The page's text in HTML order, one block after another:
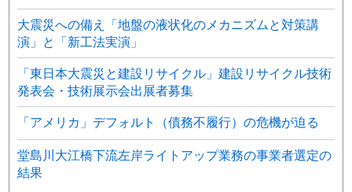
大震災への備え「地盤の液状化のメカニズムと対策講
演」と「新工法実演」
「東日本大震災と建設リサイクル」建設リサイクル技術
発表会・技術展示会出展者募集
「アメリカ」デフォルト（債務不履行）の危機が迫る
堂島川大江橋下流左岸ライトアップ業務の事業者選定の
結果